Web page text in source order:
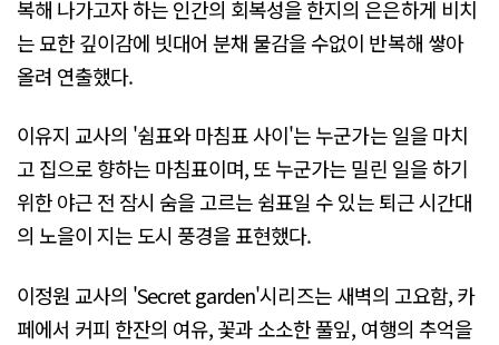
복해 나가고자 하는 인간의 회복성을 한지의 은은하게 비치
는 묘한 깊이감에 빗대어 분채 물감을 수없이 반복해 쌓아
올려 연출했다.
이유지 교사의 '쉼표와 마침표 사이'는 누군가는 일을 마치
고 집으로 향하는 마침표이며, 또 누군가는 밀린 일을 하기
위한 야근 전 잠시 숨을 고르는 쉼표일 수 있는 퇴근 시간대
의 노을이 지는 도시 풍경을 표현했다.
이정원 교사의 'Secret garden'시리즈는 새벽의 고요함, 카
페에서 커피 한잔의 여유, 꽃과 소소한 풀잎, 여행의 추억을